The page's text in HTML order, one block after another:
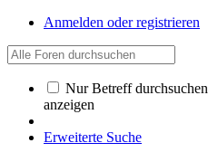
Anmelden oder registrieren
Nur Betreff durchsuchen
anzeigen
Erweiterte Suche